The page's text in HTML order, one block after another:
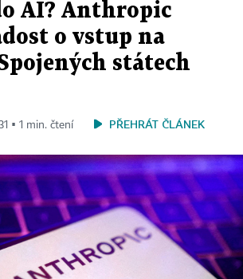
AI? Anthropic
o vstup na
státech
▪ 1 min. čtení PŘEHRÁT ČLÁNEK